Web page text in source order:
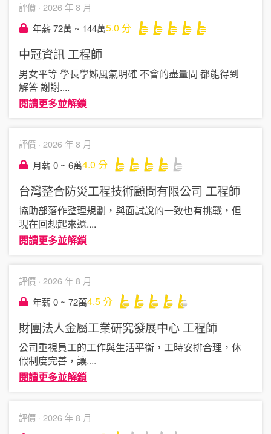
評價 · 2026 年 8 月
年薪 72萬 ~ 144萬5.0 分
中冠資訊 工程師
男女平等 學長學姊風氣明確 不會的盡量問 都能得到
解答 謝謝....
閱讀更多並解鎖
評價 · 2026 年 8 月
月薪 0 ~ 6萬4.0 分
台灣整合防災工程技術顧問有限公司 工程師
協助部落作整理規劃，與面試說的一致也有挑戰，但
現在回想起來還....
閱讀更多並解鎖
評價 · 2026 年 8 月
年薪 0 ~ 72萬4.5分
財團法人金屬工業研究發展中心 工程師
公司重視員工的工作與生活平衡，工時安排合理，休
假制度完善，讓....
閱讀更多並解鎖
評價 · 2026 年 8 月